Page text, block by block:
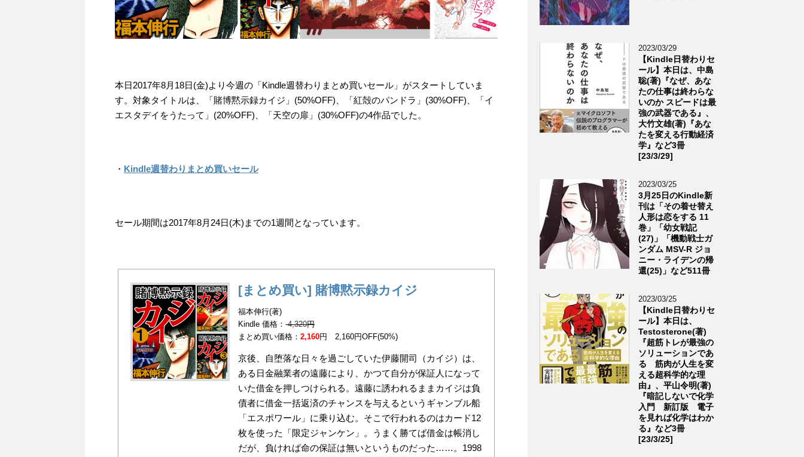
本日2017年8月18日(金)より今週の「Kindle週替わりまとめ買いセール」がスタートしていま
す。対象タイトルは、「賭博黙示録カイジ」(50%OFF)、「紅殻のパンドラ」(30%OFF)、「イ
エスタデイをうたって」(20%OFF)、「天空の扉」(30%OFF)の4作品でした。
・ Kindle週替わりまとめ買いセール
セール期間は2017年8月24日(木)までの1週間となっています。
[まとめ買い] 賭博黙示録カイジ
福本伸行(著)
Kindle 価格： 4,320円
まとめ買い価格：2,160円 2,160円OFF(50%)
京後、自堕落な日々を過ごしていた伊藤開司（カイジ）は、
ある日金融業者の遠藤により、かつて自分が保証人になって
いた借金を押しつけられる。遠藤に誘われるままカイジは負
債者に借金一括返済のチャンスを与えるというギャンブル船
「エスポワール」に乗り込む。そこで行われるのはカード12
枚を使った「限定ジャンケン」。うまく勝てば借金は帳消し
だが、負ければ命の保証は無いというものだった……。1998
2023/03/29
【Kindle日替わりセ
ール】本日は、中島
聡(著)『なぜ、あな
たの仕事は終わらな
いのか スピードは最
強の武器である』、
大竹文雄(著)『あな
たを変える行動経済
学』など3冊
[23/3/29]
2023/03/25
3月25日のKindle新
刊は「その着せ替え
人形は恋をする 11
巻」「幼女戦記
(27)」「機動戦士ガ
ンダム MSV-R ジョ
ニー・ライデンの帰
還(25)」など511冊
2023/03/25
【Kindle日替わりセ
ール】本日は、
Testosterone(著)
『超筋トレが最強の
ソリューションであ
る 筋肉が人生を変
える超科学的な理
由』、平山令明(著)
『暗記しないで化学
入門 新訂版 電子
を見れば化学はわか
る』など3冊
[23/3/25]